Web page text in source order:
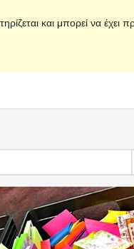
και μπορεί να έχει
Έκδοση
Τελευταία
Έκδοση
Αρχική σελίδα